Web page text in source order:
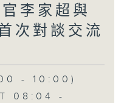
李家超與
次對談交流
- 10:00)
08:04 -